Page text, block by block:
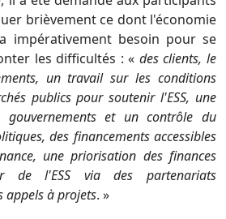
brièvement ce dont l'économie
impérativement besoin pour se
les difficultés : « des clients, le
un travail sur les conditions
publics pour soutenir l'ESS, une
gouvernements et un contrôle du
des financements accessibles
une priorisation des finances
de l'ESS via des partenariats
appels à projets. »